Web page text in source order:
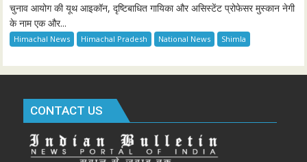
चुनाव आयोग की यूथ आइकॉन, दृष्टिबाधित गायिका और असिस्टेंट प्रोफेसर मुस्कान नेगी
के नाम एक और...
Himachal News Himachal Pradesh National News Shimla
CONTACT US